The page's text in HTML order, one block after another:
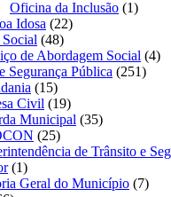
Oficina da Inclusão (1)
Idosa (22)
Social (48)
de Abordagem Social (4)
Segurança Pública (251)
(15)
Civil (19)
Municipal (35)
(25)
de Trânsito e
(1)
Geral do Município (7)